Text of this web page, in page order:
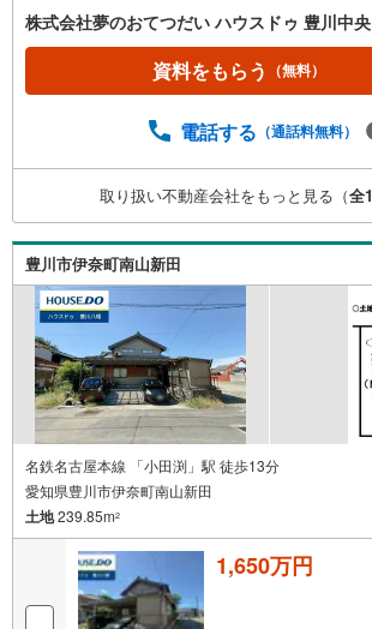
株式会社夢のおてつだい ハウスドゥ 豊川中央
資料をもらう （無料）
電話する （通話料無料）
取り扱い不動産会社をもっと見る（全1
豊川市伊奈町南山新田
名鉄名古屋本線 「小田渕」駅 徒歩13分
愛知県豊川市伊奈町南山新田
土地239.85m2
1,650万円